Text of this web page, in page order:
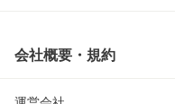
会社概要・規約